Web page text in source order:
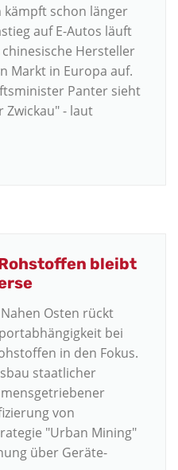
kämpft schon länger
auf E-Autos läuft
Hersteller
Markt in Europa auf.
Panter sieht
Zwickau" - laut
bleibt
Osten rückt
bei
in den Fokus.
staatlicher
von
"Urban Mining"
über Geräte-